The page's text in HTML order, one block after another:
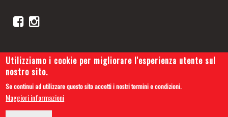
Copyright 2019 © Cars and Tips
Utilizziamo i cookie per migliorare l'esperienza utente sul
nostro sito.
Se continui ad utilizzare questo sito accetti i nostri termini e condizioni.
Maggiori informazioni